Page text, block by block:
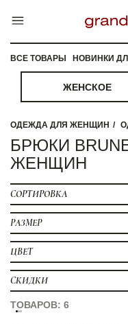
ВСЕ ТОВАРЫ НОВИНКИ
ЖЕНСКОЕ
ОДЕЖДА ДЛЯ ЖЕНЩИН
БРЮКИ
ЖЕНЩИН
СОРТИРОВКА
РАЗМЕР
ЦВЕТ
СКИДКИ
ТОВАРОВ: 6